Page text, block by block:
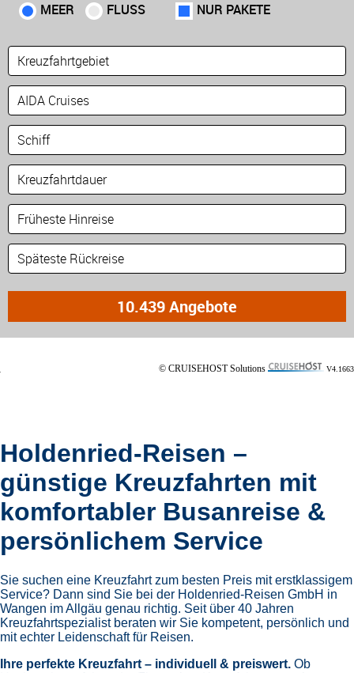
MEER FLUSS NUR PAKETE
© CRUISEHOST Solutions V4.1663
Holdenried-Reisen –
günstige Kreuzfahrten mit
komfortabler Busanreise &
persönlichem Service
Sie suchen eine Kreuzfahrt zum besten Preis mit erstklassigem
Service? Dann sind Sie bei der Holdenried-Reisen GmbH in
Wangen im Allgäu genau richtig. Seit über 40 Jahren
Kreuzfahrtspezialist beraten wir Sie kompetent, persönlich und
mit echter Leidenschaft für Reisen.
Ihre perfekte Kreuzfahrt – individuell & preiswert. Ob